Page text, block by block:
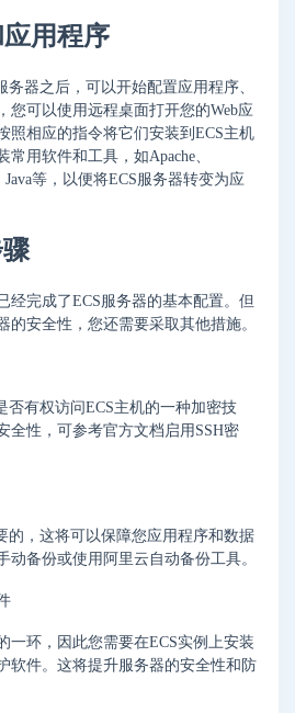
用程序
务器之后，可以开始配置应用程序、
您可以使用远程桌面打开您的Web应
照相应的指令将它们安装到ECS主机
用软件和工具，如Apache、
等，以便将ECS服务器转变为应
经完成了ECS服务器的基本配置。但
的安全性，您还需要采取其他措施。
否有权访问ECS主机的一种加密技
全性，可参考官方文档启用SSH密
的，这将可以保障您应用程序和数据
动备份或使用阿里云自动备份工具。
一环，因此您需要在ECS实例上安装
软件。这将提升服务器的安全性和防